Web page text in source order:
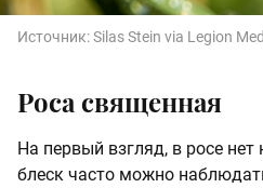
Источник:Silas Stein via Legion
Роса священная
На первый взгляд, в росе нет
блеск часто можно